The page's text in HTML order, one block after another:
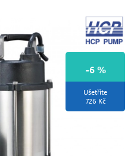
-6 %
Ušetříte
726 Kč